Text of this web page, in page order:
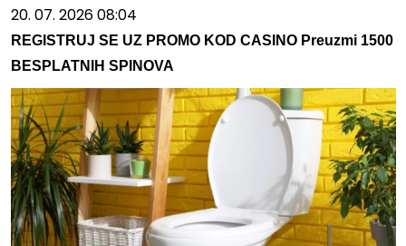
20. 07. 2026 08:04
REGISTRUJ SE UZ PROMO KOD CASINO Preuzmi 1500
BESPLATNIH SPINOVA